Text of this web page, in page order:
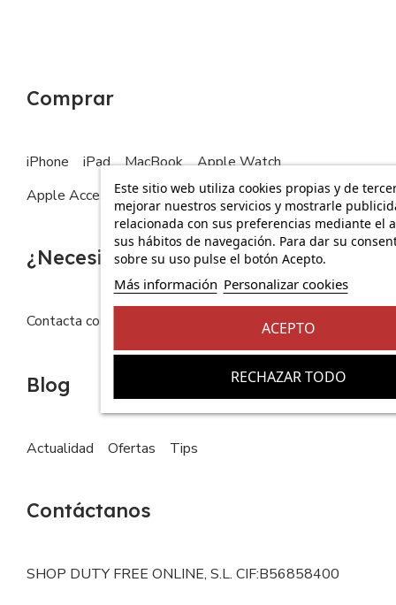
Este sitio web utiliza cookies propias y de
mejorar nuestros servicios y mostrarle
relacionada con sus preferencias mediante el
sus hábitos de navegación. Para dar su
sobre su uso pulse el botón Acepto.
Más información Personalizar cookies
RECHAZAR TODO
ACEPTO
Comprar
iPhone iPad MacBook
Apple Watch
Apple Accesorios
¿Necesitas ayuda?
Contacta con nosotros
Blog
Actualidad Ofertas Tips
Contáctanos
SHOP DUTY FREE ONLINE, S.L. CIF:B56858400